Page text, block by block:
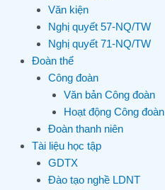
Văn kiện
Nghị quyết 57-NQ/TW
Nghị quyết 71-NQ/TW
Đoàn thể
Công đoàn
Văn bản Công đoàn
Hoạt động Công đoàn
Đoàn thanh niên
Tài liệu học tập
GDTX
Đào tạo nghề LDNT